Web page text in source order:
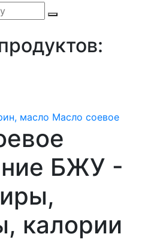
масло Масло соевое
БЖУ -
калории